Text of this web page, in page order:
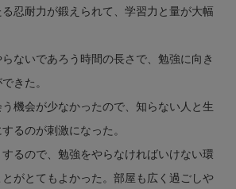
忍耐力が鍛えられて、学習力と量が大幅
ないであろう時間の長さで、勉強に向き
きた。
機会が少なかったので、知らない人と生
るのが刺激になった。
るので、勉強をやらなければいけない環
がとてもよかった。部屋も広く過ごしや